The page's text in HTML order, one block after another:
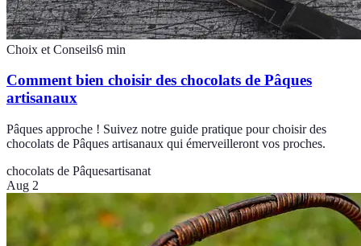
Choix et Conseils6 min
Comment bien choisir des chocolats de Pâques
artisanaux
Pâques approche ! Suivez notre guide pratique pour choisir des
chocolats de Pâques artisanaux qui émerveilleront vos proches.
chocolats de Pâquesartisanat
Aug 2